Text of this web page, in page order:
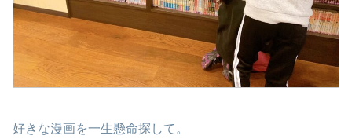
好きな漫画を一生懸命探して。